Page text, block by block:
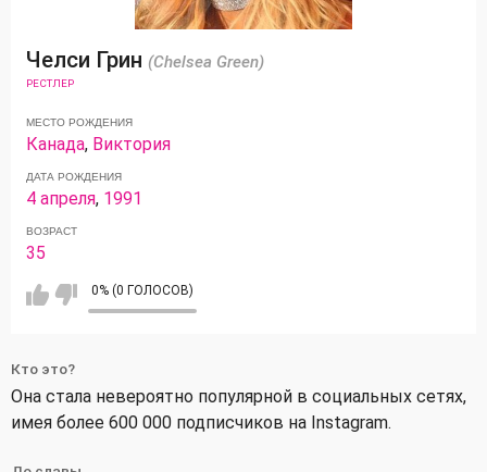
Челси Грин (Chelsea Green)
РЕСТЛЕР
МЕСТО РОЖДЕНИЯ
Канада, Виктория
ДАТА РОЖДЕНИЯ
4 апреля, 1991
ВОЗРАСТ
35
0% (0 ГОЛОСОВ)
Кто это?
Она стала невероятно популярной в социальных сетях,
имея более 600 000 подписчиков на Instagram.